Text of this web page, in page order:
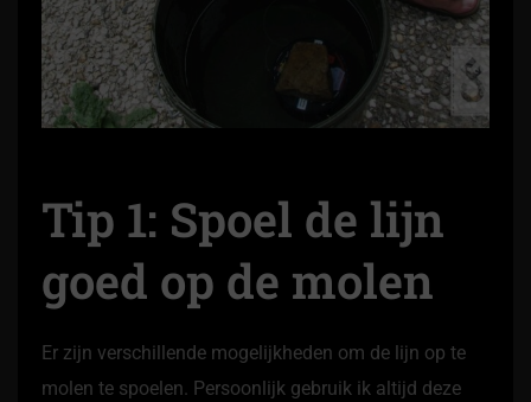
Tip 1: Spoel de lijn
goed op de molen
Er zijn verschillende mogelijkheden om de lijn op te
molen te spoelen. Persoonlijk gebruik ik altijd deze